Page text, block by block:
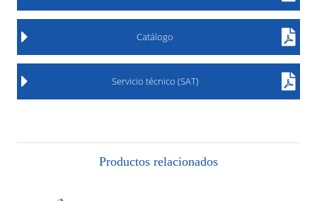
Catálogo
Servicio técnico (SAT)
Productos relacionados